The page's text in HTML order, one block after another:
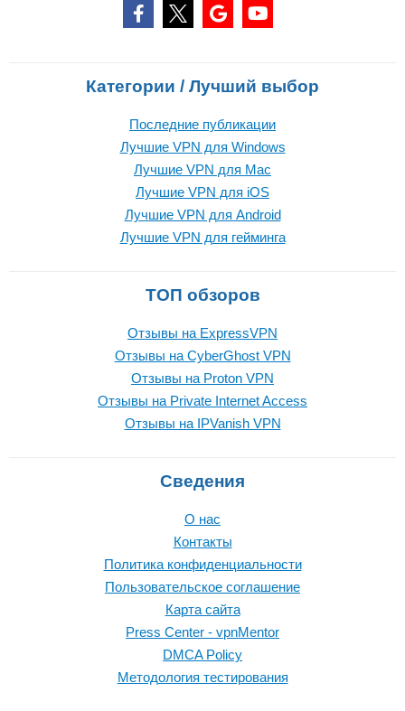
Категории / Лучший выбор
Последние публикации
Лучшие VPN для Windows
Лучшие VPN для Mac
Лучшие VPN для iOS
Лучшие VPN для Android
Лучшие VPN для гейминга
ТОП обзоров
Отзывы на ExpressVPN
Отзывы на CyberGhost VPN
Отзывы на Proton VPN
Отзывы на Private Internet Access
Отзывы на IPVanish VPN
Сведения
О нас
Контакты
Политика конфиденциальности
Пользовательское соглашение
Карта сайта
Press Center - vpnMentor
DMCA Policy
Методология тестирования